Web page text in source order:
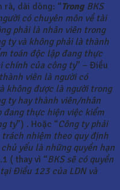
rà, dài dòng: “TrongBKS
có chuyên môn về tài
phải là nhân viên trong
ty và không phải là thành
toán độc lập đang thực
chính của công ty” – Điều
viên là người có
không được là người trong
ty hay thành viên/nhân
đang thực hiện việc kiểm
ty”) . Hoặc “Công ty phải
trách nhiệm theo quy định
yếu là những quyền hạn
( thay vì “BKS sẽ có quyền
Điều 123 của LDN và